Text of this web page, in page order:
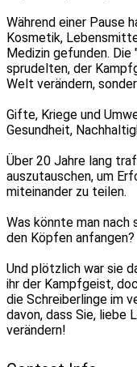
Während einer Pause
Kosmetik,
Medizin gefunden.
sprudelten, der
Welt verändern,
Gifte, Kriege und
Gesundheit,
Über 20 Jahre lang
auszutauschen, um
miteinander zu teilen.
Was könnte man nach
den Köpfen anfangen?
Und plötzlich war sie
ihr der Kampfgeist,
die Schreiberlinge im
davon, dass Sie, liebe
verändern!